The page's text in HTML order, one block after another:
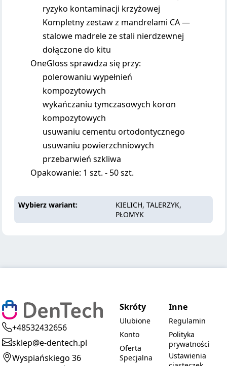
ryzyko kontaminacji krzyżowej
Kompletny zestaw z mandrelami CA —
stalowe madrele ze stali nierdzewnej
dołączone do kitu
OneGloss sprawdza się przy:
polerowaniu wypełnień
kompozytowych
wykańczaniu tymczasowych koron
kompozytowych
usuwaniu cementu ortodontycznego
usuwaniu powierzchniowych
przebarwień szkliwa
Opakowanie: 1 szt. - 50 szt.
Wybierz wariant
KIELICH, TALERZYK,
PŁOMYK
+48532432656
sklep@e-dentech.pl
Wyspiańskiego 36
Skróty
Ulubione
Konto
Oferta
Specjalna
Inne
Regulamin
Polityka
prywatności
Ustawienia